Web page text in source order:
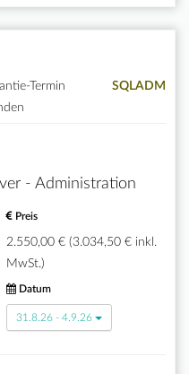
Termin
SQLADM
- Administration
Preis
2.550,00 € (3.034,50 € inkl.
MwSt.)
Datum
31.8.26 - 4.9.26